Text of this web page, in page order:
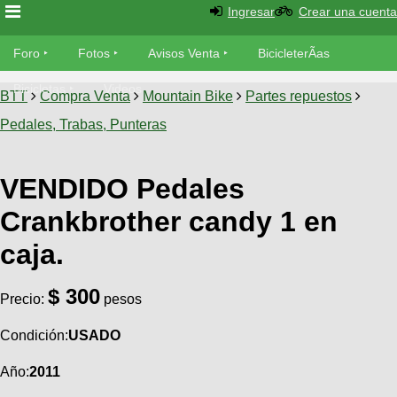
Foro
Foro
TÃ©cnica
Fotos
tu foto
Galeria
XC
Bicicletas
Descenso
Dirt
SUBÃ
tu
aviso
Ultimos
Fotos
BicicleterÃ­
as
Bicicletas
Bicicletas
Tandem
Ingresar Crear una cuenta
Foro Fotos Avisos Venta BicicleterÃ­as
Bicicletas Videos
BTT Compra Venta Mountain Bike
Partes repuestos
Pedales, Trabas, Punteras
VENDIDO Pedales
Crankbrother candy 1 en
caja.
Precio: $ 300 pesos
Condición:USADO
Año:2011